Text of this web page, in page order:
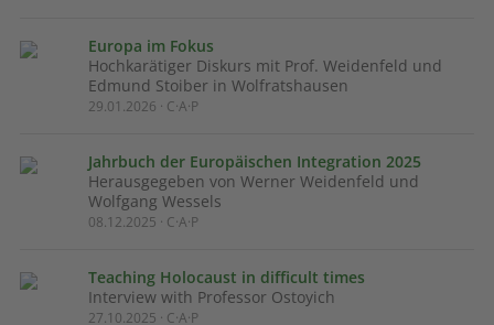
Europa im Fokus
Hochkarätiger Diskurs mit Prof. Weidenfeld und
Edmund Stoiber in Wolfratshausen
29.01.2026 · C·A·P
Jahrbuch der Europäischen Integration 2025
Herausgegeben von Werner Weidenfeld und
Wolfgang Wessels
08.12.2025 · C·A·P
Teaching Holocaust in difficult times
Interview with Professor Ostoyich
27.10.2025 · C·A·P